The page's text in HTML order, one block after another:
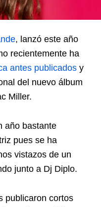
, lanzó este año
recientemente ha
antes publicados y
del nuevo álbum
Miller.
año bastante
pues se ha
vistazos de un
junto a Dj Diplo.
publicaron cortos